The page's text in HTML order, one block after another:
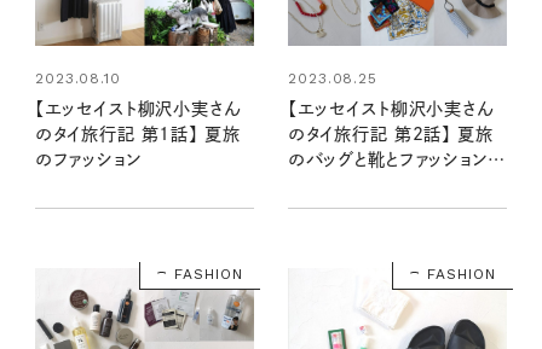
2023.08.10
【エッセイスト柳沢小実さん
のタイ旅行記 第1話】 夏旅
のファッション
2023.08.25
【エッセイスト柳沢小実さん
のタイ旅行記 第2話】 夏旅
のバッグと靴とファッション小
FASHION FASHION